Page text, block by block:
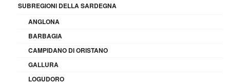
SUBREGIONI DELLA SARDEGNA
ANGLONA
BARBAGIA
CAMPIDANO DI ORISTANO
GALLURA
LOGUDORO